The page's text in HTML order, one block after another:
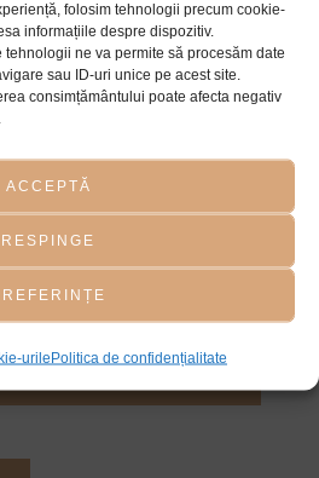
folosim tehnologii precum cookie-
informațiile despre dispozitiv.
ne va permite să procesăm date
sau ID-uri unice pe acest site.
consimțământului poate afecta negativ
ACCEPTĂ
RESPINGE
urilePolitica de confidențialitate
SKIN LASER
este o procedură
alunițelor. Realizată de un
permite analiza detaliată a
din alunițe, ajutând la
riscuri și la monitorizarea